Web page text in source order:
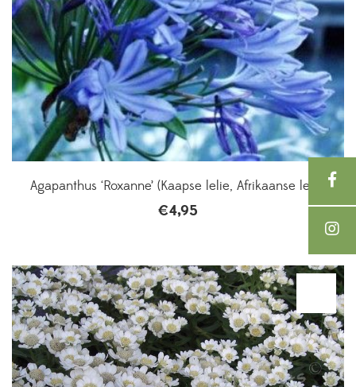
Agapanthus ‘Roxanne’ (Kaapse lelie, Afrikaanse lelie)
€4,95